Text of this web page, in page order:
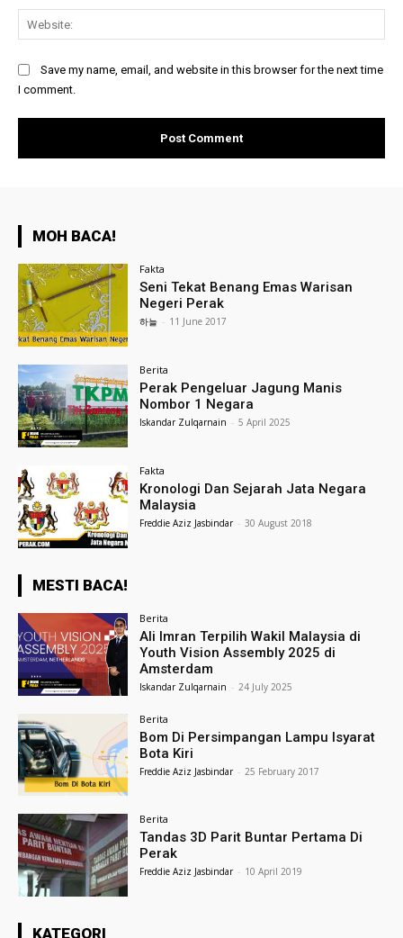
Save my name, email, and website in this browser for the next time
I comment.
MOH BACA!
Fakta
Seni Tekat Benang Emas Warisan
Negeri Perak
하늘 - 11 June 2017
Berita
Perak Pengeluar Jagung Manis
Nombor 1 Negara
Iskandar Zulqarnain - 5 April 2025
Fakta
Kronologi Dan Sejarah Jata Negara
Malaysia
Freddie Aziz Jasbindar - 30 August 2018
MESTI BACA!
Berita
Ali Imran Terpilih Wakil Malaysia di
Youth Vision Assembly 2025 di
Amsterdam
Iskandar Zulqarnain - 24 July 2025
Berita
Bom Di Persimpangan Lampu Isyarat
Bota Kiri
Freddie Aziz Jasbindar - 25 February 2017
Berita
Tandas 3D Parit Buntar Pertama Di
Perak
Freddie Aziz Jasbindar - 10 April 2019
KATEGORI